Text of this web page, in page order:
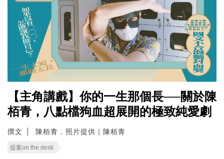
【主角講戲】你的一生那個長──關於陳
栢青，八點檔狗血超展開的極致純愛劇
撰文 陳栢青．照片提供｜陳栢青
提案on the desk